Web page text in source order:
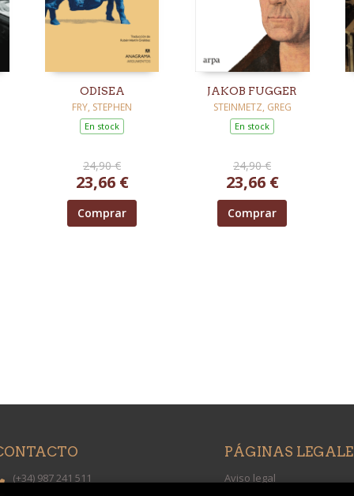
ODISEA
FRY, STEPHEN
En stock
24,90 €
23,66 €
Comprar
JAKOB FUGGER
STEINMETZ, GREG
En stock
24,90 €
23,66 €
Comprar
(+34) 987 241 511
PÁGINAS
Aviso legal